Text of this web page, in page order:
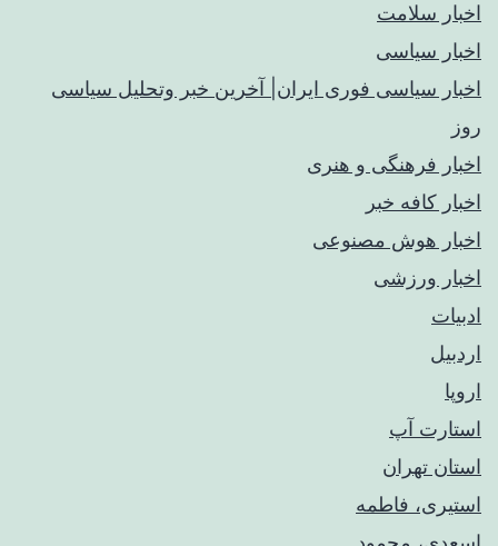
اخبار سلامت
اخبار سیاسی
اخبار سیاسی فوری ایران| آخرین خبر وتحلیل سیاسی
روز
اخبار فرهنگی و هنری
اخبار کافه خبر
اخبار هوش مصنوعی
اخبار ورزشی
ادبیات
اردبیل
اروپا
استارت آپ
استان تهران
استیری، فاطمه